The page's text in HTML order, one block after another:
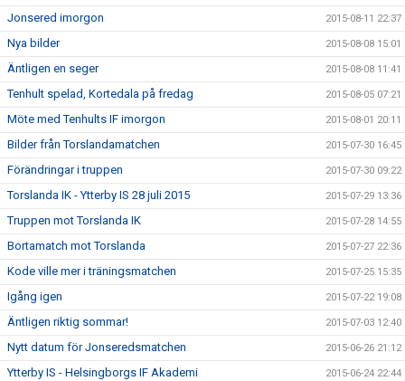
Jonsered imorgon 2015-08-11 22:37
Nya bilder 2015-08-08 15:01
Äntligen en seger 2015-08-08 11:41
Tenhult spelad, Kortedala på fredag 2015-08-05 07:21
Möte med Tenhults IF imorgon 2015-08-01 20:11
Bilder från Torslandamatchen 2015-07-30 16:45
Förändringar i truppen 2015-07-30 09:22
Torslanda IK - Ytterby IS 28 juli 2015 2015-07-29 13:36
Truppen mot Torslanda IK 2015-07-28 14:55
Bortamatch mot Torslanda 2015-07-27 22:36
Kode ville mer i träningsmatchen 2015-07-25 15:35
Igång igen 2015-07-22 19:08
Äntligen riktig sommar! 2015-07-03 12:40
Nytt datum för Jonseredsmatchen 2015-06-26 21:12
Ytterby IS - Helsingborgs IF Akademi 2015-06-24 22:44